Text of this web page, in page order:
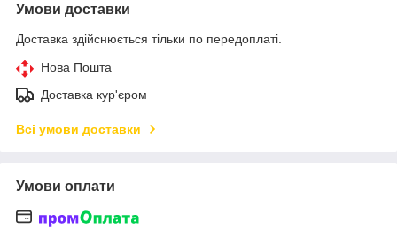
Умови доставки
Доставка здійснюється тільки по передоплаті.
Нова Пошта
Доставка кур'єром
Всі умови доставки
Умови оплати